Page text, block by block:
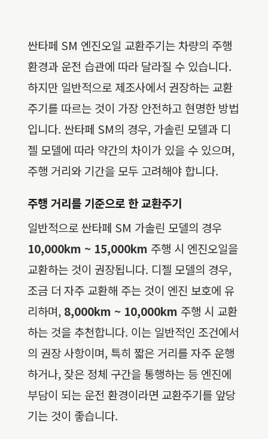
싼타페 SM 엔진오일 교환주기는 차량의 주행
환경과 운전 습관에 따라 달라질 수 있습니다.
하지만 일반적으로 제조사에서 권장하는 교환
주기를 따르는 것이 가장 안전하고 현명한 방법
입니다. 싼타페 SM의 경우, 가솔린 모델과 디
젤 모델에 따라 약간의 차이가 있을 수 있으며,
주행 거리와 기간을 모두 고려해야 합니다.
주행 거리를 기준으로 한 교환주기
일반적으로 싼타페 SM 가솔린 모델의 경우
10,000km ~ 15,000km 주행 시 엔진오일을
교환하는 것이 권장됩니다. 디젤 모델의 경우,
조금 더 자주 교환해 주는 것이 엔진 보호에 유
리하며, 8,000km ~ 10,000km 주행 시 교환
하는 것을 추천합니다. 이는 일반적인 조건에서
의 권장 사항이며, 특히 짧은 거리를 자주 운행
하거나, 잦은 정체 구간을 통행하는 등 엔진에
부담이 되는 운전 환경이라면 교환주기를 앞당
기는 것이 좋습니다.